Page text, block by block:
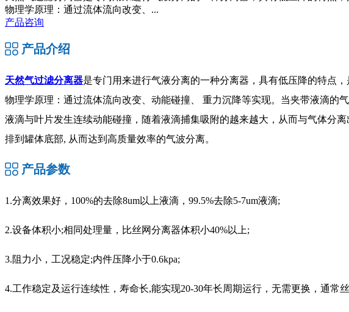
物理学原理：通过流体流向改变、...
产品咨询
产品介绍
天然气过滤分离器是专门用来进行气液分离的一种分离器，具有低压降的特点
物理学原理：通过流体流向改变、动能碰撞、 重力沉降等实现。当夹带液滴的
液滴与叶片发生连续动能碰撞，随着液滴捕集吸附的越来越大，从而与气体分
排到罐体底部, 从而达到高质量效率的气波分离。
产品参数
1.分离效果好，100%的去除8um以上液滴，99.5%去除5-7um液滴;
2.设备体积小;相同处理量，比丝网分离器体积小40%以上;
3.阻力小，工况稳定;内件压降小于0.6kpa;
4.工作稳定及运行连续性，寿命长,能实现20-30年长周期运行，无需更换，通常